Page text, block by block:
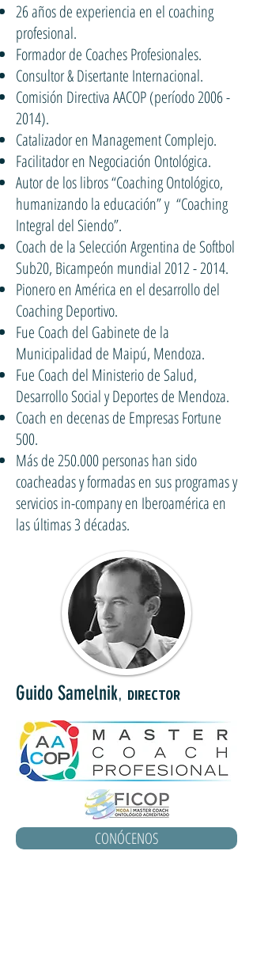
26 años de experiencia en el coaching
profesional.
Formador de Coaches Profesionales.
Consultor & Disertante Internacional.
Comisión Directiva AACOP (período2006 -
2014).
Catalizador en Management Complejo.
Facilitador en Negociación Ontológica.
Autor de los libros “Coaching Ontológico,
humanizando la educación” y “Coaching
Integral del Siendo”.
Coach de la Selección Argentina de Softbol
Sub20, Bicampeón mundial2012 - 2014.
Pionero en América en el desarrollo del
Coaching Deportivo.
Fue Coach del Gabinete de la
Municipalidad de Maipú, Mendoza.
Fue Coach del Ministerio de Salud,
Desarrollo Social y Deportes de Mendoza.
Coach en decenas de Empresas Fortune
500.
Más de 250.000 personas han sido
coacheadas y formadas en sus programas y
servicios in-company en Iberoamérica en
las últimas 3 décadas.
Guido Samelnik, DIRECTOR
CONÓCENOS